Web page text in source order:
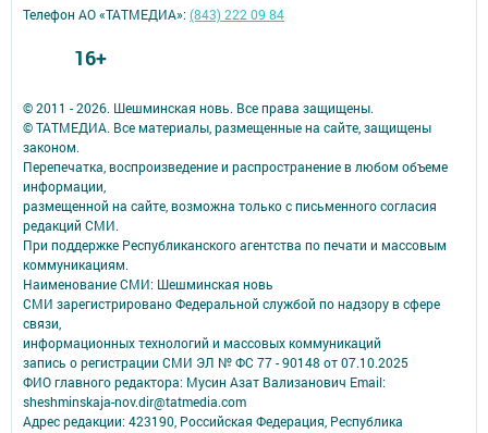
© 2011 - 2026. Шешминская новь. Все права защищены.
© ТАТМЕДИА. Все материалы, размещенные на сайте, защищены
законом.
Перепечатка, воспроизведение и распространение в любом объеме
информации,
размещенной на сайте, возможна только с письменного согласия
редакций СМИ.
При поддержке Республиканского агентства по печати и массовым
коммуникациям.
Наименование СМИ: Шешминская новь
СМИ зарегистрировано Федеральной службой по надзору в сфере
связи,
информационных технологий и массовых коммуникаций
запись о регистрации СМИ ЭЛ № ФС 77 - 90148 от 07.10.2025
ФИО главного редактора: Мусин Азат Вализанович Email:
sheshminskaja-nov.dir@tatmedia.com
Адрес редакции: 423190, Российская Федерация, Республика
Телефон АО «ТАТМЕДИА»:(843) 222 09 84
16+